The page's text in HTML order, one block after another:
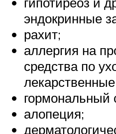
эндокринные
рахит;
аллергия на
средства по
гормональный
алопеция;